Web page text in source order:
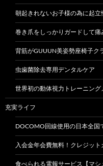
朝起きれないお子様の為に起立
巻き爪をしっかりガードして痛
背筋がGUUUN美姿勢座椅子ク
虫歯菌除去専用デンタルケア
世界初の動体視力トレーニング
充実ライフ
DOCOMO回線使用の日本全国
入会金年会費無料！クレジッ
食べられる電報サービス【マシ